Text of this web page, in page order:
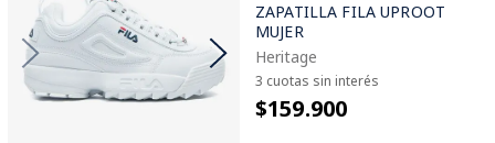
ZAPATILLA FILA UPROOT
MUJER
Heritage
3 cuotas sin interés
$159.900